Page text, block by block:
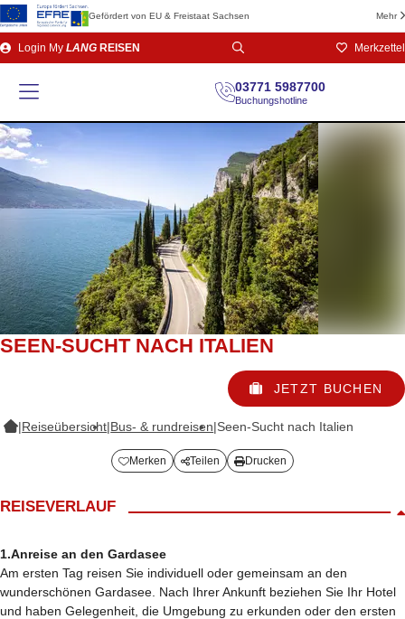
Gefördert von EU & Freistaat Sachsen Mehr
Direkt
zum
Login My LANG REISEN Merkzettel
03771 5987700
Buchungshotline
SEEN-SUCHT NACH ITALIEN
JETZT BUCHEN
|Reiseübersicht|Bus- & rundreisen|Seen-Sucht nach Italien
Merken Teilen Drucken
REISEVERLAUF
1.Anreise an den Gardasee
Am ersten Tag reisen Sie individuell oder gemeinsam an den
wunderschönen Gardasee. Nach Ihrer Ankunft beziehen Sie Ihr Hotel
und haben Gelegenheit, die Umgebung zu erkunden oder den ersten